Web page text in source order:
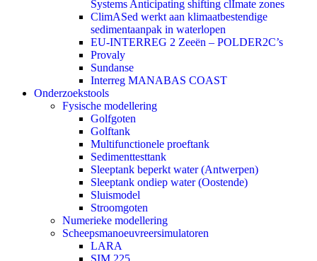
Systems Anticipating shifting clImate zones
ClimASed werkt aan klimaatbestendige
sedimentaanpak in waterlopen
EU-INTERREG 2 Zeeën – POLDER2C’s
Provaly
Sundanse
Interreg MANABAS COAST
Onderzoekstools
Fysische modellering
Golfgoten
Golftank
Multifunctionele proeftank
Sedimenttesttank
Sleeptank beperkt water (Antwerpen)
Sleeptank ondiep water (Oostende)
Sluismodel
Stroomgoten
Numerieke modellering
Scheepsmanoeuvreersimulatoren
LARA